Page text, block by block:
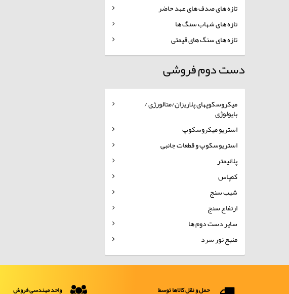
تازه های صدف های عهد حاضر
تازه های شهاب سنگ ها
تازه های سنگ های قیمتی
دست دوم فروشی
میکروسکوپهای پلاریزان/متالورژی /
بایولوژی
استریو میکروسکوپ
استریوسکوپ و قطعات جانبی
پلانیمتر
کمپاس
شیب سنج
ارتفاع سنج
سایر دست دوم ها
منبع نور سرد
حمل و نقل کالاها توسط
واحد مهندسی فروش